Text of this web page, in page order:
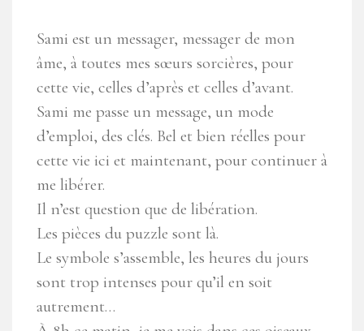
Sami est un messager, messager de mon
âme, à toutes mes sœurs sorcières, pour
cette vie, celles d’après et celles d’avant.
Sami me passe un message, un mode
d’emploi, des clés. Bel et bien réelles pour
cette vie ici et maintenant, pour continuer à
me libérer.
Il n’est question que de libération.
Les pièces du puzzle sont là.
Le symbole s’assemble, les heures du jours
sont trop intenses pour qu’il en soit
autrement…